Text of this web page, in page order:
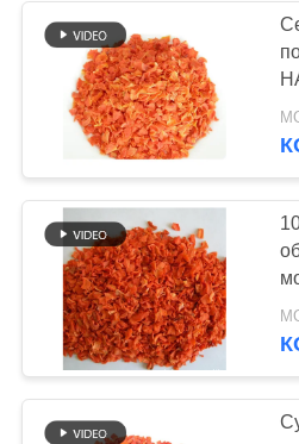
хлопья
грибы